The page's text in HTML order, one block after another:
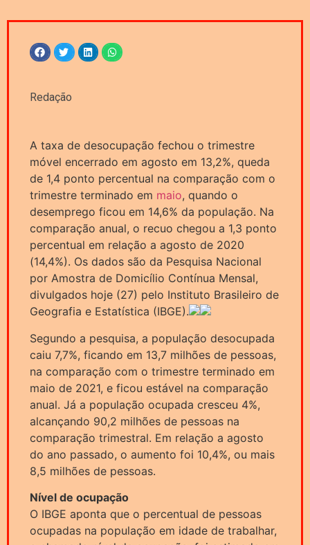
Redação
A taxa de desocupação fechou o trimestre
móvel encerrado em agosto em 13,2%, queda
de 1,4 ponto percentual na comparação com o
trimestre terminado em maio, quando o
desemprego ficou em 14,6% da população. Na
comparação anual, o recuo chegou a 1,3 ponto
percentual em relação a agosto de 2020
(14,4%). Os dados são da Pesquisa Nacional
por Amostra de Domicílio Contínua Mensal,
divulgados hoje (27) pelo Instituto Brasileiro de
Geografia e Estatística (IBGE).
Segundo a pesquisa, a população desocupada
caiu 7,7%, ficando em 13,7 milhões de pessoas,
na comparação com o trimestre terminado em
maio de 2021, e ficou estável na comparação
anual. Já a população ocupada cresceu 4%,
alcançando 90,2 milhões de pessoas na
comparação trimestral. Em relação a agosto
do ano passado, o aumento foi 10,4%, ou mais
8,5 milhões de pessoas.
Nível de ocupação
O IBGE aponta que o percentual de pessoas
ocupadas na população em idade de trabalhar,